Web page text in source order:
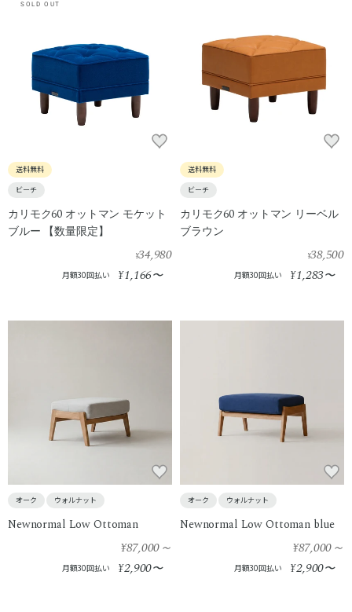
SOLD OUT
送料無料
ビーチ
カリモク60 オットマン モケット
ブルー 【数量限定】
¥34,980
月額30回払い ¥1,166〜
送料無料
ビーチ
カリモク60 オットマン リーベル
ブラウン
¥38,500
月額30回払い ¥1,283〜
オーク ウォルナット
Newnormal Low Ottoman
¥87,000～
月額30回払い ¥2,900〜
オーク ウォルナット
Newnormal Low Ottoman blue
¥87,000～
月額30回払い ¥2,900〜